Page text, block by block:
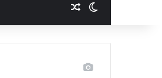
Random Article